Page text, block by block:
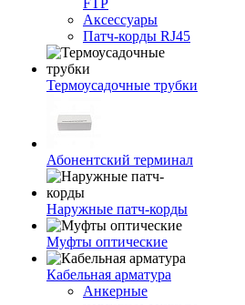
FTP
Аксессуары
Патч-корды RJ45
Термоусадочные трубки
Абонентский терминал
Наружные патч-корды
Муфты оптические
Кабельная арматура
Анкерные